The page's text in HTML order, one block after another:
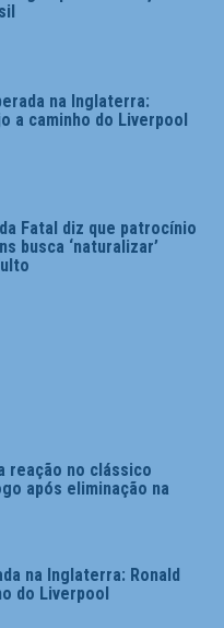
na Inglaterra:
a caminho do Liverpool
Fatal diz que patrocínio
busca ‘naturalizar’
reação no clássico
após eliminação na
na Inglaterra: Ronald
do Liverpool